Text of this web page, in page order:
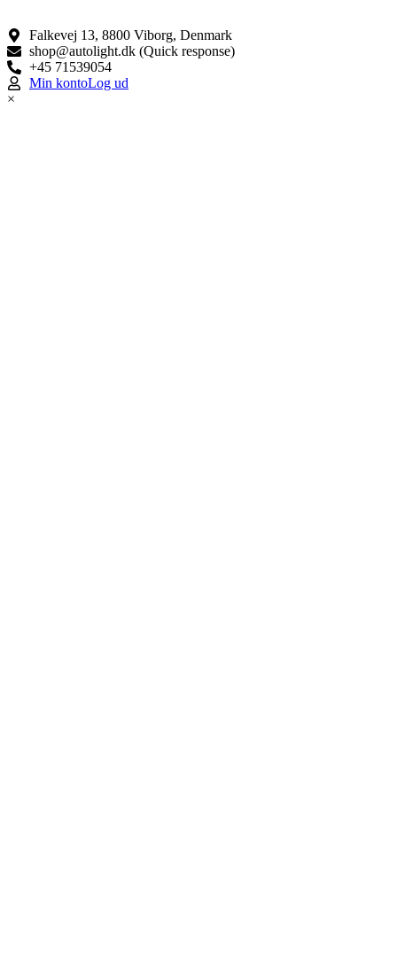
Falkevej 13, 8800 Viborg, Denmark
shop@autolight.dk (Quick response)
+45 71539054
Min kontoLog ud
×